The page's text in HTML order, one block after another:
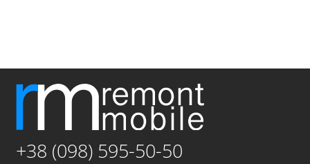
+38 (098) 595-50-50